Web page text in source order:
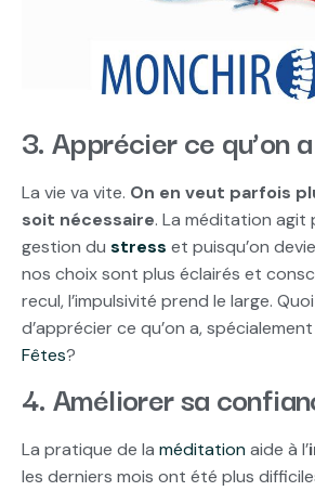
3. Apprécier ce qu’on a
La vie va vite. On en veut parfois
soit nécessaire. La méditation agit
gestion du stress et puisqu’on
nos choix sont plus éclairés et
recul, l’impulsivité prend le large.
d’apprécier ce qu’on a, spécialement
Fêtes?
4. Améliorer sa
La pratique de la méditationaide à l’
les derniers mois ont été plus